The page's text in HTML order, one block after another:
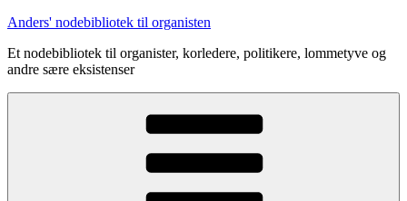
Videre
indhold
Anders' nodebibliotek til organisten
Et nodebibliotek til organister, korledere, politikere, lommetyve og
andre sære eksistenser